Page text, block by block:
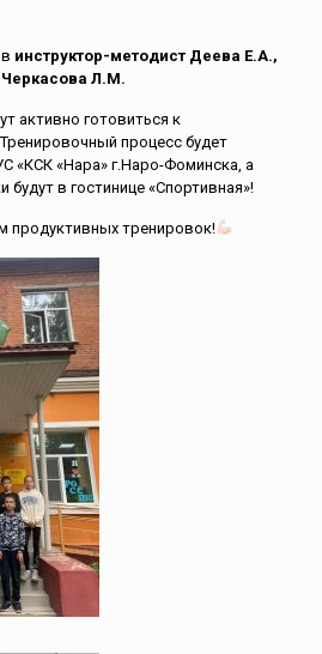
инструктор-методист Деева Е.А.,
Черкасова Л.М.
активно готовиться к
процесс будет
«КСК «Нара» г.Наро-Фоминска, а
в гостинице «Спортивная»!
продуктивных тренировок!